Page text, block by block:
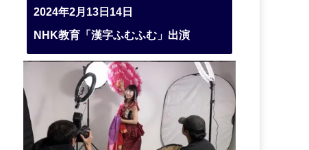
2024年2月13日14日
NHK教育「漢字ふむふむ」出演